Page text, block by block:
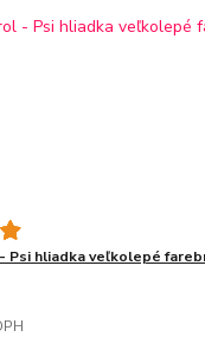
Psi hliadka veľkolepé